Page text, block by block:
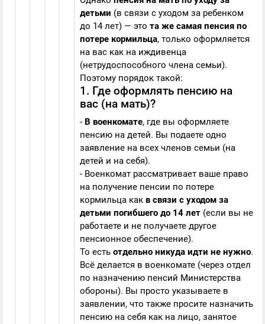
детьми (в связи с уходом за ребенком
до 14 лет) — это та же самая пенсия по
потере кормильца, только оформляется
на вас как на иждивенца
(нетрудоспособного члена семьи).
Поэтому порядок такой:
1. Где оформлять пенсию на
вас (на мать)?
- В военкомате, где вы оформляете
пенсию на детей. Вы подаете одно
заявление на всех членов семьи (на
детей и на себя).
- Военкомат рассматривает ваше право
на получение пенсии по потере
кормильца как в связи с уходом за
детьми погибшего до 14 лет (если вы не
работаете и не получаете другое
пенсионное обеспечение).
То есть отдельно никуда идти не нужно.
Всё делается в военкомате (через отдел
по назначению пенсий Министерства
обороны). Вы просто указываете в
заявлении, что также просите назначить
пенсию на себя как на лицо, занятое